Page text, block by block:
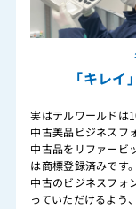
「キレイ
実はテルワールドは
中古美品ビジネスフ
中古品をリファービ
は商標登録済みです。
中古のビジネスフォ
っていただけるよう、